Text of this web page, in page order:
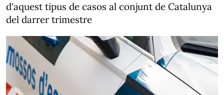
d'aquest tipus de casos al conjunt de Catalunya
del darrer trimestre